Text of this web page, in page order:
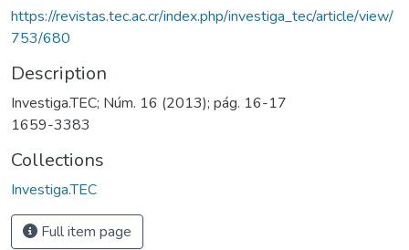
https://revistas.tec.ac.cr/index.php/investiga_tec/article/view/
753/680
Description
Investiga.TEC; Núm. 16 (2013); pág. 16-17
1659-3383
Collections
Investiga.TEC
Full item page